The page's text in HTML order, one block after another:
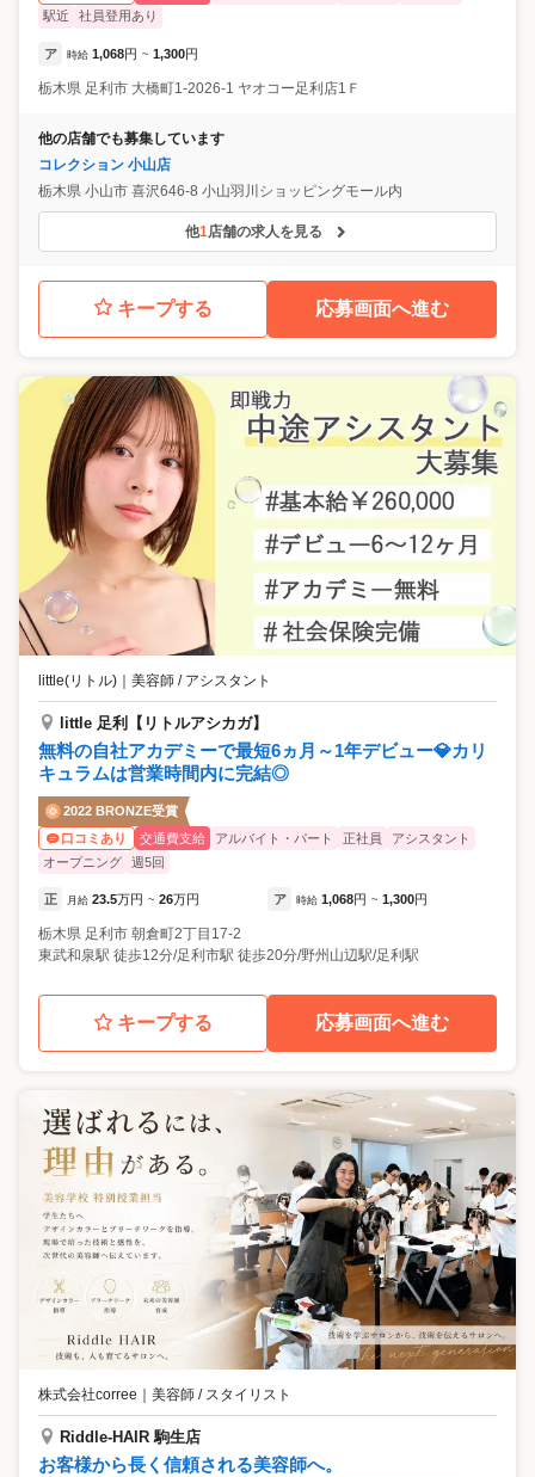
駅近 社員登用あり
ア 時給 1,068円 ~ 1,300円
栃木県 足利市 大橋町1-2026-1 ヤオコー足利店1Ｆ
他の店舗でも募集しています
コレクション 小山店
栃木県 小山市 喜沢646-8 小山羽川ショッピングモール内
他1店舗の求人を見る
キープする 応募画面へ進む
little(リトル) 美容師 / アシスタント
little 足利【リトルアシカガ】
無料の自社アカデミーで最短6ヵ月～1年デビュー💎カリ
キュラムは営業時間内に完結◎
2022 BRONZE受賞
口コミあり
交通費支給 アルバイト・パート 正社員
アシスタント
オープニング
週5回
正 月給 23.5万円 ~ 26万円 ア 時給 1,068円 ~ 1,300円
栃木県 足利市 朝倉町2丁目17-2
東武和泉駅 徒歩12分/足利市駅 徒歩20分/野州山辺駅/足利駅
キープする 応募画面へ進む
株式会社corree 美容師 / スタイリスト
Riddle-HAIR 駒生店
お客様から長く信頼される美容師へ。